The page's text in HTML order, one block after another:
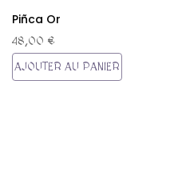
Piñca Or
48,00 €
AJOUTER AU PANIER